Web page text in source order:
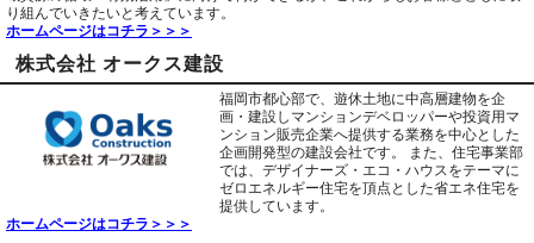
り組んでいきたいと考えています。
ホームページはコチラ＞＞＞
株式会社 オークス建設
福岡市都心部で、遊休土地に中高層建物を企
画・建設しマンションデベロッパーや投資用マ
ンション販売企業へ提供する業務を中心とした
企画開発型の建設会社です。 また、住宅事業部
では、デザイナーズ・エコ・ハウスをテーマに
ゼロエネルギー住宅を頂点とした省エネ住宅を
提供しています。
ホームページはコチラ＞＞＞